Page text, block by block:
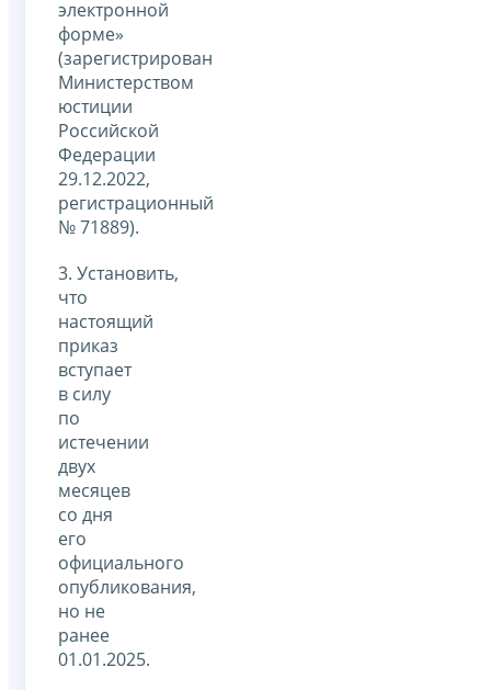
электронной
форме»
(зарегистрирован
Министерством
юстиции
Российской
Федерации
29.12.2022,
регистрационный
№ 71889).
3. Установить,
что
настоящий
приказ
вступает
в силу
по
истечении
двух
месяцев
со дня
его
официального
опубликования,
но не
ранее
01.01.2025.